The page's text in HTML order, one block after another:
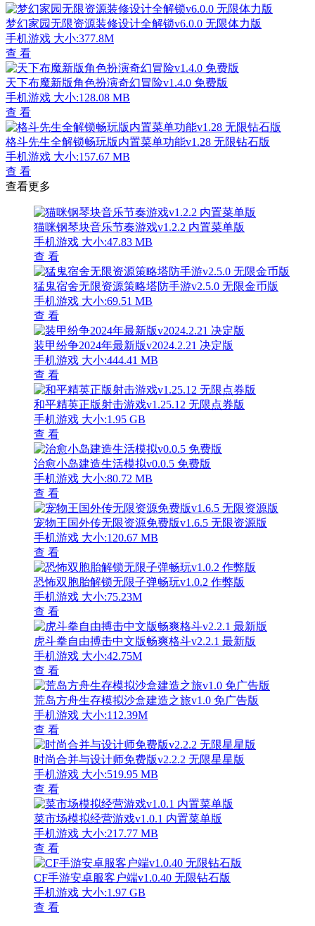
梦幻家园无限资源装修设计全解锁v6.0.0 无限体力版
手机游戏 大小:377.8M
查 看
天下布魔新版角色扮演奇幻冒险v1.4.0 免费版
手机游戏 大小:128.08 MB
查 看
格斗先生全解锁畅玩版内置菜单功能v1.28 无限钻石版
手机游戏 大小:157.67 MB
查 看
查看更多
猫咪钢琴块音乐节奏游戏v1.2.2 内置菜单版
手机游戏 大小:47.83 MB
查 看
猛鬼宿舍无限资源策略塔防手游v2.5.0 无限金币版
手机游戏 大小:69.51 MB
查 看
装甲纷争2024年最新版v2024.2.21 决定版
手机游戏 大小:444.41 MB
查 看
和平精英正版射击游戏v1.25.12 无限点券版
手机游戏 大小:1.95 GB
查 看
治愈小岛建造生活模拟v0.0.5 免费版
手机游戏 大小:80.72 MB
查 看
宠物王国外传无限资源免费版v1.6.5 无限资源版
手机游戏 大小:120.67 MB
查 看
恐怖双胞胎解锁无限子弹畅玩v1.0.2 作弊版
手机游戏 大小:75.23M
查 看
虎斗拳自由搏击中文版畅爽格斗v2.2.1 最新版
手机游戏 大小:42.75M
查 看
荒岛方舟生存模拟沙盒建造之旅v1.0 免广告版
手机游戏 大小:112.39M
查 看
时尚合并与设计师免费版v2.2.2 无限星星版
手机游戏 大小:519.95 MB
查 看
菜市场模拟经营游戏v1.0.1 内置菜单版
手机游戏 大小:217.77 MB
查 看
CF手游安卓服客户端v1.0.40 无限钻石版
手机游戏 大小:1.97 GB
查 看